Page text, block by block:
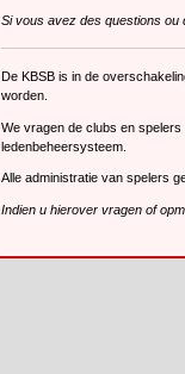
Si vous avez des questions
De KBSB is in de
worden.
We vragen de clubs en spelers
ledenbeheersysteem.
Alle administratie van spelers
Indien u hierover vragen of